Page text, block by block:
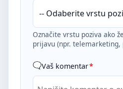
Označite vrstu poziva ako
prijavu (npr.
Vaš komentar*